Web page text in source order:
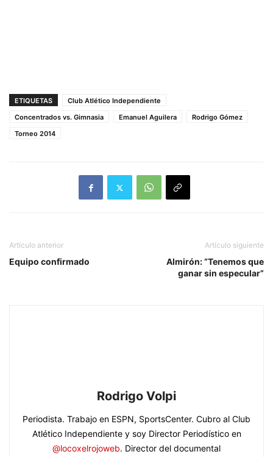
ETIQUETAS
Club Atlético Independiente
Concentrados vs. Gimnasia
Emanuel Aguilera
Rodrigo Gómez
Torneo 2014
Artículo anterior
Equipo confirmado
Artículo siguiente
Almirón: “Tenemos que
ganar sin especular”
Rodrigo Volpi
Periodista. Trabajo en ESPN, SportsCenter. Cubro al Club
Atlético Independiente y soy Director Periodístico en
@locoxelrojoweb. Director del documental